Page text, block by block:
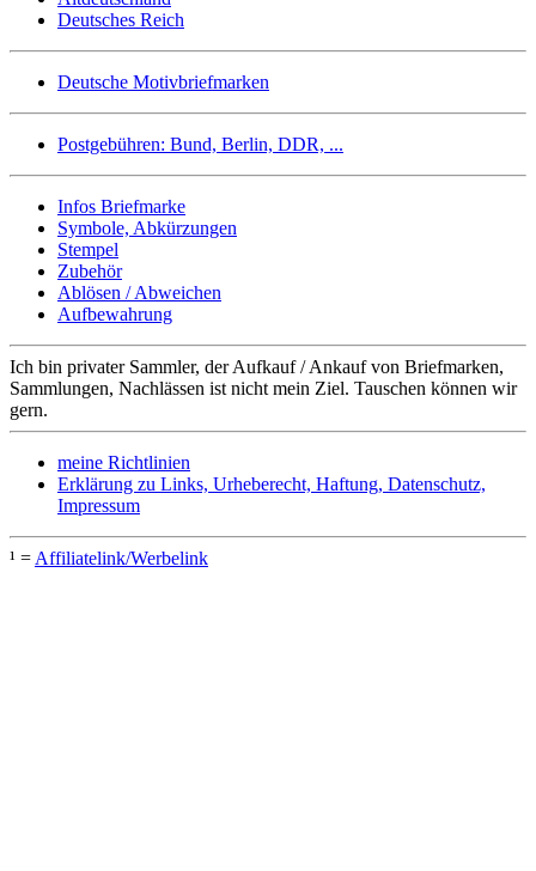
Deutsches Reich
Deutsche Motivbriefmarken
Postgebühren: Bund, Berlin, DDR, ...
Infos Briefmarke
Symbole, Abkürzungen
Stempel
Zubehör
Ablösen / Abweichen
Aufbewahrung
Ich bin privater Sammler, der Aufkauf / Ankauf von Briefmarken,
Sammlungen, Nachlässen ist nicht mein Ziel. Tauschen können wir
gern.
meine Richtlinien
Erklärung zu Links, Urheberecht, Haftung, Datenschutz,
Impressum
¹ = Affiliatelink/Werbelink